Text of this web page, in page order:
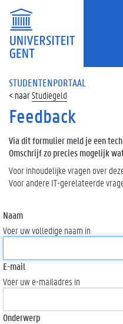
STUDENTENPORTAAL
Studiegeld
Feedback
Via dit formulier meld je een
Omschrijf zo precies mogelijk
Voor inhoudelijke vragen over
Voor andere IT-gerelateerde
Naam
Voer uw volledige naam in
E-mail
Voer uw e-mailadres in
Onderwerp